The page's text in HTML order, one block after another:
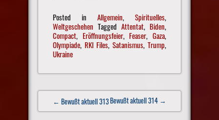
Posted inAllgemein,Spirituelles,
Weltgeschehen TaggedAttentat, Biden,
Compact, Eröffnungsfeier, Feaser,Gaza,
Olympiade, RKI Files,Satanismus,Trump,
Ukraine
Post
navigation
← Bewußt aktuell 313Bewußt aktuell 314 →